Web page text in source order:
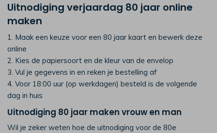
Uitnodiging verjaardag 80 jaar online
maken
1. Maak een keuze voor een 80 jaar kaart en bewerk deze
online
2. Kies de papiersoort en de kleur van de envelop
3. Vul je gegevens in en reken je bestelling af
4. Voor 18:00 uur (op werkdagen) besteld is de volgende
dag in huis
Uitnodiging 80 jaar maken vrouw en man
Wil je zeker weten hoe de uitnodiging voor de 80e